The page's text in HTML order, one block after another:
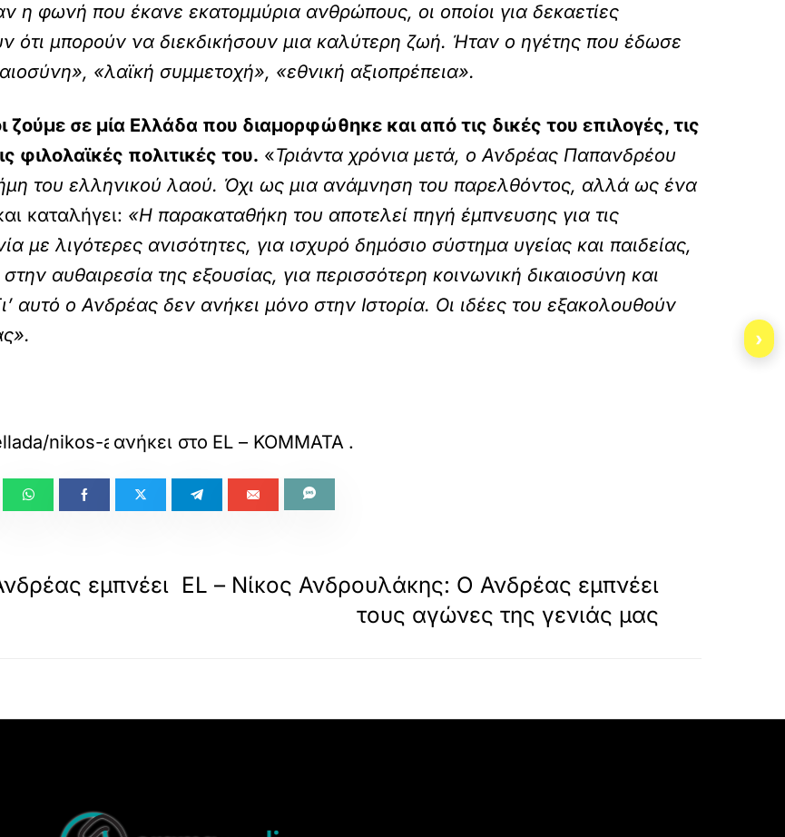
η φωνή που έκανε εκατομμύρια ανθρώπους, οι οποίοι για δεκαετίες
ότι μπορούν να διεκδικήσουν μια καλύτερη ζωή. Ήταν ο ηγέτης που έδωσε
«λαϊκή συμμετοχή», «εθνική αξιοπρέπεια».
ζούμε σε μία Ελλάδα που διαμορφώθηκε και από τις δικές του επιλογές, τις
φιλολαϊκές πολιτικές του. «Τριάντα χρόνια μετά, ο Ανδρέας Παπανδρέου
του ελληνικού λαού. Όχι ως μια ανάμνηση του παρελθόντος, αλλά ως ένα
καταλήγει: «Η παρακαταθήκη του αποτελεί πηγή έμπνευσης για τις
με λιγότερες ανισότητες, για ισχυρό δημόσιο σύστημα υγείας και παιδείας,
αυθαιρεσία της εξουσίας, για περισσότερη κοινωνική δικαιοσύνη και
αυτό ο Ανδρέας δεν ανήκει μόνο στην Ιστορία. Οι ιδέες του εξακολουθούν
nikos-androylakis-o-andreas-empneei-t/
ανήκει στο EL – ΚΟΜΜΑΤΑ .
εμπνέει EL – Νίκος Ανδρουλάκης: Ο Ανδρέας εμπνέει
τους αγώνες της γενιάς μας
›